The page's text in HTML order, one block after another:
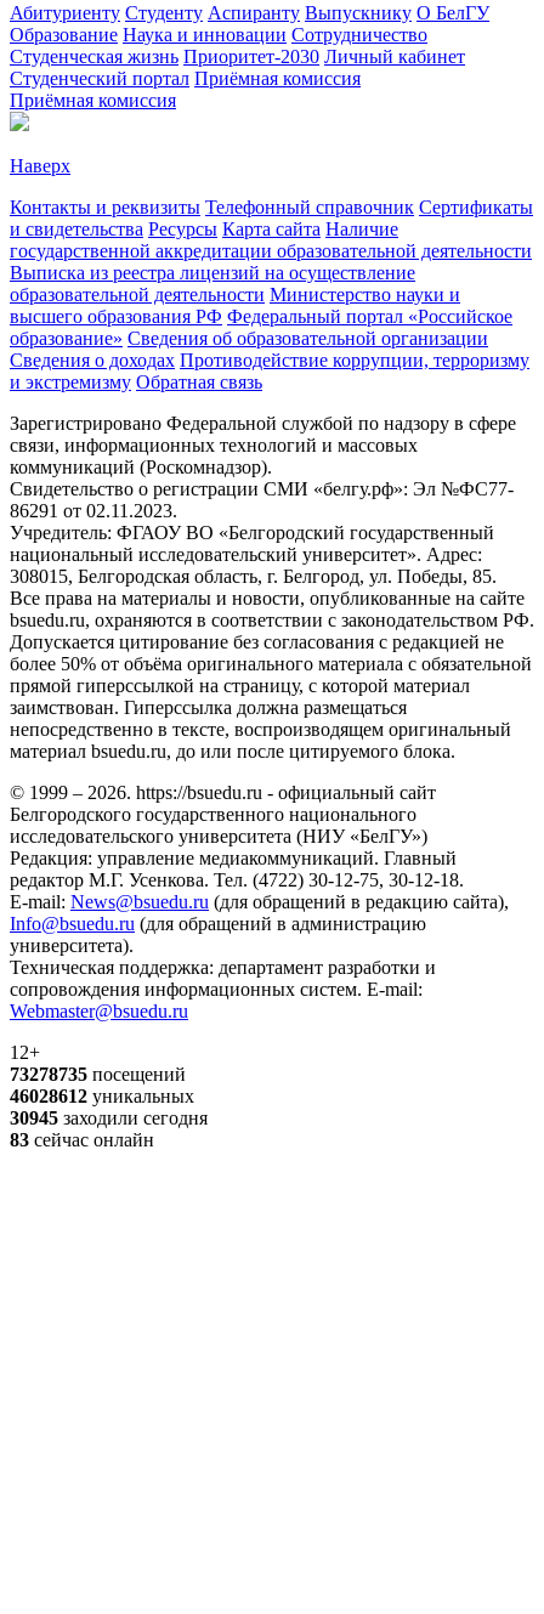
Абитуриенту Студенту Аспиранту Выпускнику О БелГУ
Образование Наука и инновации Сотрудничество
Студенческая жизнь Приоритет-2030 Личный кабинет
Студенческий портал Приёмная комиссия
Приёмная комиссия
Наверх
Контакты и реквизиты Телефонный справочник Сертификаты
и свидетельства Ресурсы Карта сайта Наличие
государственной аккредитации образовательной деятельности
Выписка из реестра лицензий на осуществление
образовательной деятельности Министерствo науки и
высшего образования РФ Федеральный портал «Российское
образование» Сведения об образовательной организации
Сведения о доходах Противодействие коррупции, терроризму
и экстремизму Обратная связь
Зарегистрировано Федеральной службой по надзору в сфере
связи, информационных технологий и массовых
коммуникаций (Роскомнадзор).
Свидетельство о регистрации СМИ «белгу.рф»: Эл №ФС77-
86291 от 02.11.2023.
Учредитель: ФГАОУ ВО «Белгородский государственный
национальный исследовательский университет». Адрес:
308015, Белгородская область, г. Белгород, ул. Победы, 85.
Все права на материалы и новости, опубликованные на сайте
bsuedu.ru, охраняются в соответствии с законодательством РФ.
Допускается цитирование без согласования с редакцией не
более 50% от объёма оригинального материала с обязательной
прямой гиперссылкой на страницу, с которой материал
заимствован. Гиперссылка должна размещаться
непосредственно в тексте, воспроизводящем оригинальный
материал bsuedu.ru, до или после цитируемого блока.
© 1999 – 2026. https://bsuedu.ru - официальный сайт
Белгородского государственного национального
исследовательского университета (НИУ «БелГУ»)
Редакция: управление медиакоммуникаций. Главный
редактор М.Г. Усенкова. Тел. (4722) 30-12-75, 30-12-18.
E-mail: News@bsuedu.ru (для обращений в редакцию сайта),
Info@bsuedu.ru (для обращений в администрацию
университета).
Техническая поддержка: департамент разработки и
сопровождения информационных систем. E-mail:
Webmaster@bsuedu.ru
12+
73278735 посещений
46028612 уникальных
30945 заходили сегодня
83 сейчас онлайн